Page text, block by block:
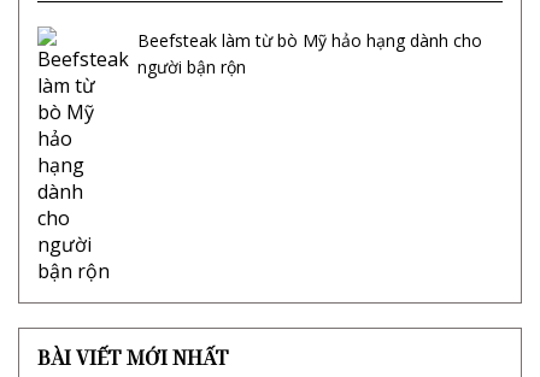
Beefsteak làm từ bò Mỹ hảo hạng dành cho
người bận rộn
BÀI VIẾT MỚI NHẤT